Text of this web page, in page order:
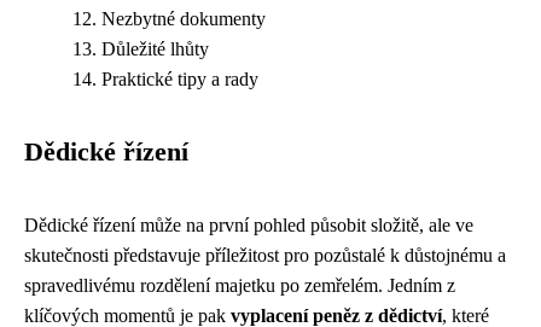
Nezbytné dokumenty
Důležité lhůty
Praktické tipy a rady
Dědické řízení
Dědické řízení může na první pohled působit složitě, ale ve
skutečnosti představuje příležitost pro pozůstalé k důstojnému a
spravedlivému rozdělení majetku po zemřelém. Jedním z
klíčových momentů je pak vyplacení peněz z dědictví, které